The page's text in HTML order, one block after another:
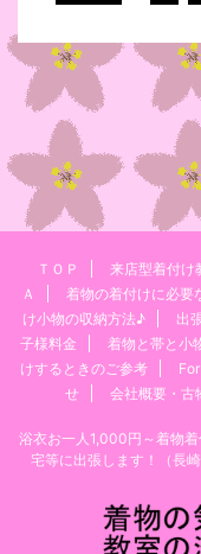
ＴＯＰ 来店型着付け
Ａ
着物の着付けに必要
け小物の収納方法♪
出
子様料金
着物と帯と小
けするときのご参考
せ
会社概要・
浴衣お一人1,000円～着物
宅等に出張します！（長